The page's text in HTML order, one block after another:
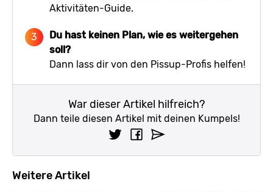
Aktivitäten-Guide.
Du hast keinen Plan, wie es weitergehen
soll?
Dann lass dir von den Pissup-Profis helfen!
War dieser Artikel hilfreich?
Dann teile diesen Artikel mit deinen Kumpels!
Weitere Artikel